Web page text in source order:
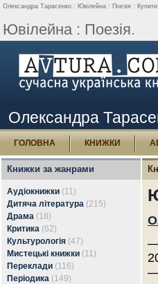
Олександра Тарасенко : Ювілейна : Поезія : Купити
Ювілейна : Поезія.
Олександра
ГОЛОВНА КНИЖКИ
Книжки за жанрами
Аудіокнижки (11)
Дитяча література (215)
Драма (18)
Критика (62)
Культурологія (47)
Мистецькі книжки (11)
Переклади (116)
Періодика (149)
—
—